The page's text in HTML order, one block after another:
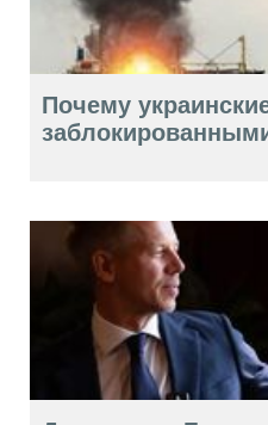
Почему